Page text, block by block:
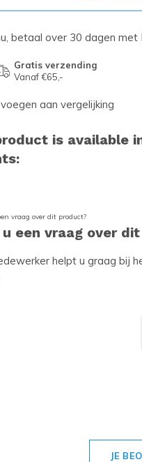
betaal over 30 dagen met
Gratis verzending
Vanaf €65,-
aan vergelijking
is available
een vraag over
helpt u graag bij
JE